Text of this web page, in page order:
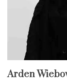
Arden